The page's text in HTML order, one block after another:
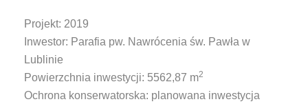
Projekt: 2019
Inwestor: Parafia pw. Nawrócenia św. Pawła w
Lublinie
Powierzchnia inwestycji: 5562,87 m2
Ochrona konserwatorska: planowana inwestycja